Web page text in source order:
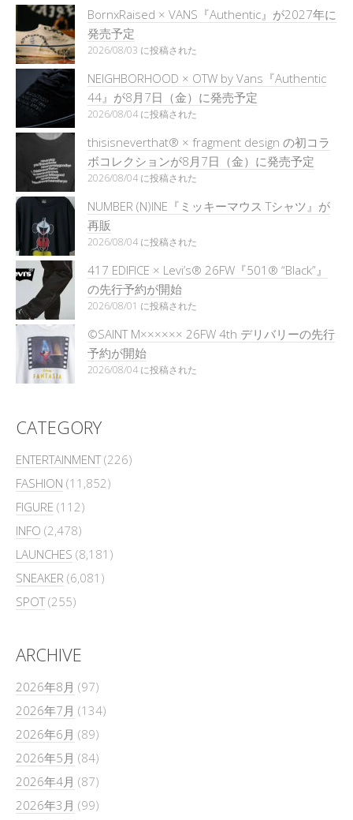
BornxRaised × VANS『Authentic』が2027年に
発売予定
2026/08/03 に投稿された
NEIGHBORHOOD × OTW by Vans『Authentic
44』が8月7日（金）に発売予定
2026/08/04 に投稿された
thisisneverthat® × fragment design の初コラ
ボコレクションが8月7日（金）に発売予定
2026/08/04 に投稿された
NUMBER (N)INE『ミッキーマウス Tシャツ』が
再販
2026/08/04 に投稿された
417 EDIFICE × Levi’s® 26FW『501®︎ “Black”』
の先行予約が開始
2026/08/01 に投稿された
©SAINT M×××××× 26FW 4th デリバリーの先行
予約が開始
2026/08/04 に投稿された
CATEGORY
ENTERTAINMENT(226)
FASHION (11,852)
FIGURE (112)
INFO (2,478)
LAUNCHES (8,181)
SNEAKER (6,081)
SPOT(255)
ARCHIVE
2026年8月 (97)
2026年7月 (134)
2026年6月 (89)
2026年5月 (84)
2026年4月 (87)
2026年3月 (99)